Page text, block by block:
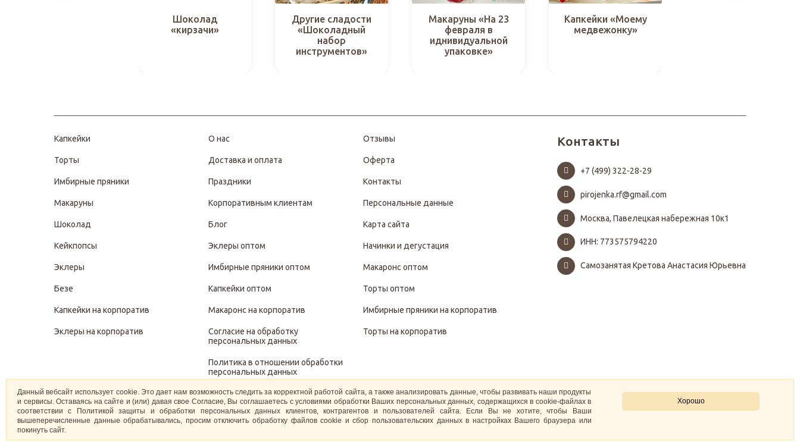
Шоколад
«кирзачи»
Другие сладости
«Шоколадный
набор
инструментов»
Макаруны «На 23
февраля в
иднивидуальной
упаковке»
Капкейки «Моему
медвежонку»
Капкейки
Торты
Имбирные пряники
Макаруны
Шоколад
Кейкпопсы
Эклеры
Безе
Капкейки на корпоратив
Эклеры на корпоратив
О нас
Доставка и оплата
Праздники
Корпоративным клиентам
Блог
Эклеры оптом
Имбирные пряники оптом
Капкейки оптом
Макаронс на корпоратив
Согласие на обработку
персональных данных
Политика в отношении обработки
персональных данных
Политика защиты и обработки
персональных данных
Отзывы
Оферта
Контакты
Персональные данные
Карта сайта
Начинки и дегустация
Макаронс оптом
Торты оптом
Имбирные пряники на корпоратив
Торты на корпоратив
Контакты
+7 (499) 322-28-29
pirojenka.rf@gmail.com
Москва, Павелецкая набережная 10к1
ИНН: 773575794220
Самозанятая Кретова Анастасия Юрьевна
Хорошо
Данный вебсайт использует cookie. Это дает нам возможность следить за корректной работой сайта, а также анализировать данные, чтобы развивать наши продукты
и сервисы. Оставаясь на сайте и (или) давая свое Согласие, Вы соглашаетесь с условиями обработки Ваших персональных данных, содержащихся в cookie-файлах в
соответствии с Политикой защиты и обработки персональных данных клиентов, контрагентов и пользователей сайта. Если Вы не хотите, чтобы Ваши
вышеперечисленные данные обрабатывались, просим отключить обработку файлов cookie и сбор пользовательских данных в настройках Вашего браузера или
покинуть сайт.